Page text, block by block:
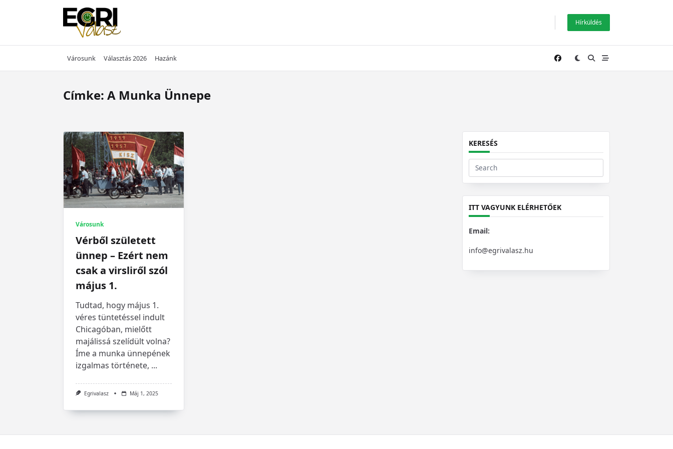
Hírküldés
Városunk Választás 2026 Hazánk
Címke: A Munka Ünnepe
Városunk
Vérből született
ünnep – Ezért nem
csak a virsliről szól
május 1.
Tudtad, hogy május 1.
véres tüntetéssel indult
Chicagóban, mielőtt
majálissá szelídült volna?
Íme a munka ünnepének
izgalmas története, ...
Egrivalasz Máj 1, 2025
KERESÉS
Search
for:
ITT VAGYUNK ELÉRHETŐEK
Email:
info@egrivalasz.hu